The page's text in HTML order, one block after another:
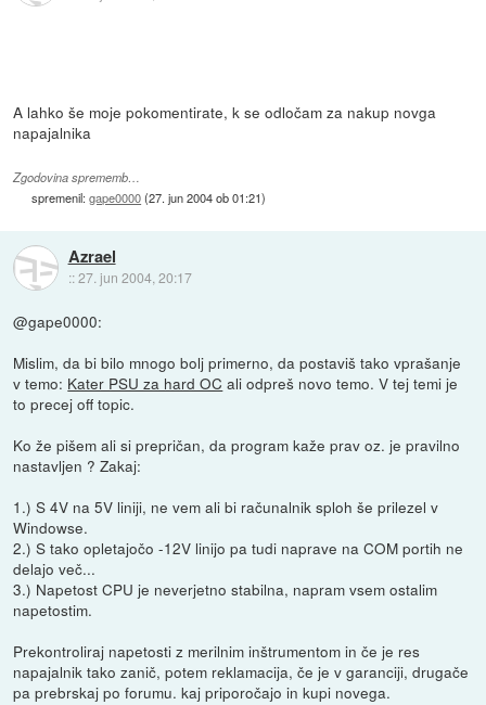
A lahko še moje pokomentirate, k se odločam za nakup novga
napajalnika
Zgodovina sprememb…
spremenil:gape0000(27. jun 2004 ob 01:21)
Azrael
::27. jun 2004, 20:17
@gape0000:
Mislim, da bi bilo mnogo bolj primerno, da postaviš tako vprašanje
v temo: Kater PSU za hard OC ali odpreš novo temo. V tej temi je
to precej off topic.
Ko že pišem ali si prepričan, da program kaže prav oz. je pravilno
nastavljen ? Zakaj:
1.) S 4V na 5V liniji, ne vem ali bi računalnik sploh še prilezel v
Windowse.
2.) S tako opletajočo -12V linijo pa tudi naprave na COM portih ne
delajo več...
3.) Napetost CPU je neverjetno stabilna, napram vsem ostalim
napetostim.
Prekontroliraj napetosti z merilnim inštrumentom in če je res
napajalnik tako zanič, potem reklamacija, če je v garanciji, drugače
pa prebrskaj po forumu. kaj priporočajo in kupi novega.